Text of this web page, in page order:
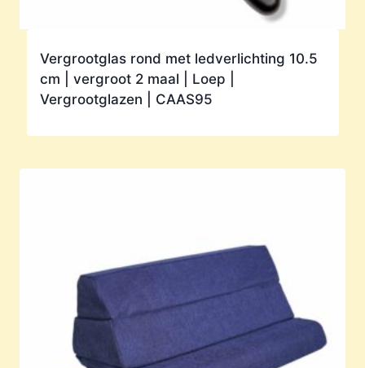
Vergrootglas rond met ledverlichting 10.5
cm | vergroot 2 maal | Loep |
Vergrootglazen | CAAS95